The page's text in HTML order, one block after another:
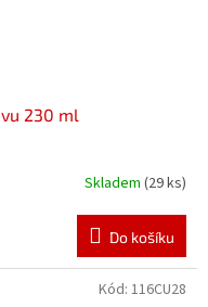
230 ml
Skladem (29 ks)
Do košíku
Kód: 116CU28